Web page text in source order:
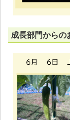
成長部門から